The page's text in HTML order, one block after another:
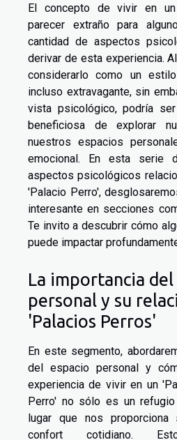
El concepto de vivir en
parecer extraño para
cantidad de aspectos
derivar de esta experiencia.
considerarlo como un
incluso extravagante, sin
vista psicológico, podría
beneficiosa de explorar
nuestros espacios
emocional. En esta serie
aspectos psicológicos
'Palacio Perro',
interesante en secciones
Te invito a descubrir cómo
puede impactar
La importancia del
personal y su
'Palacios Perros'
En este segmento,
del espacio personal y
experiencia de vivir en un
Perro' no sólo es un
lugar que nos proporciona
confort cotidiano.